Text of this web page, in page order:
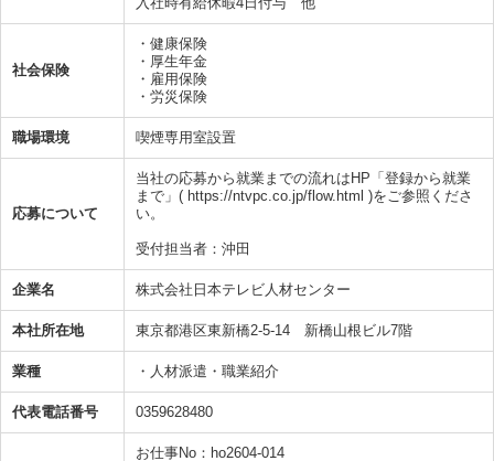
社会保険
・健康保険
・厚生年金
・雇用保険
・労災保険
職場環境 喫煙専用室設置
応募について
当社の応募から就業までの流れはHP「登録から就業
まで」( https://ntvpc.co.jp/flow.html )をご参照くださ
い。
受付担当者：沖田
企業名 株式会社日本テレビ人材センター
本社所在地 東京都港区東新橋2-5-14 新橋山根ビル7階
業種 ・人材派遣・職業紹介
代表電話番号 0359628480
お仕事No：ho2604-014